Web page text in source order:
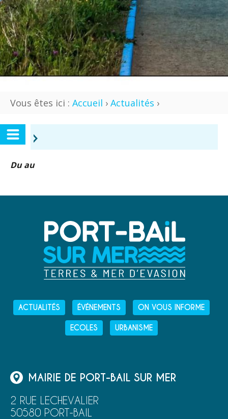
Vous êtes ici : Accueil › Actualités ›
›
Du au
ACTUALITÉS ÉVÉNEMENTS ON VOUS INFORME
ECOLES URBANISME
MAIRIE DE PORT-BAIL SUR MER
2 RUE LECHEVALIER
50580 PORT-BAIL